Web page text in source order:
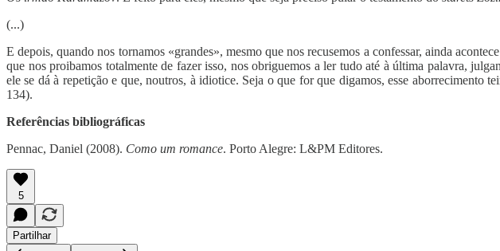
(...)
E depois, quando nos tornamos «grandes», mesmo que nos recusemos a confessar, ainda
que nos proibamos totalmente de fazer isso, nos obriguemos a ler tudo até à última palavra,
ele se dá à repetição e que, noutros, à idiotice. Seja o que for que digamos, esse aborrecimento
134).
Referências bibliográficas
Pennac, Daniel (2008). Como um romance. Porto Alegre: L&PM Editores.
5
Partilhar